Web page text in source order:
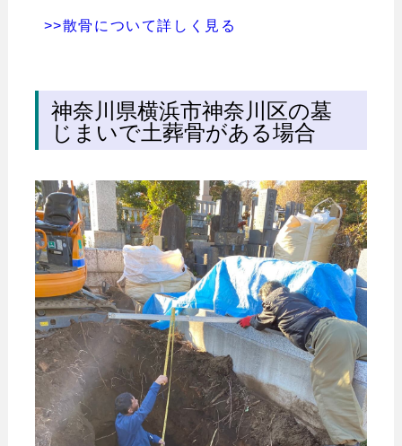
>>散骨について詳しく見る
神奈川県横浜市神奈川区の墓
じまいで土葬骨がある場合